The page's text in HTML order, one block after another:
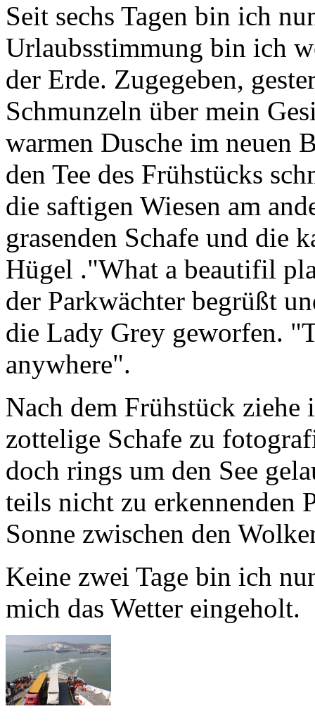
Seit sechs Tagen bin ich
Urlaubsstimmung bin ich
der Erde. Zugegeben,
Schmunzeln über mein
warmen Dusche im neuen
den Tee des Frühstücks
die saftigen Wiesen am
grasenden Schafe und die
Hügel ."What a beautifil
der Parkwächter begrüßt
die Lady Grey geworfen.
anywhere".
Nach dem Frühstück ziehe
zottelige Schafe zu
doch rings um den See
teils nicht zu erkennenden
Sonne zwischen den
Keine zwei Tage bin ich
mich das Wetter eingeholt.